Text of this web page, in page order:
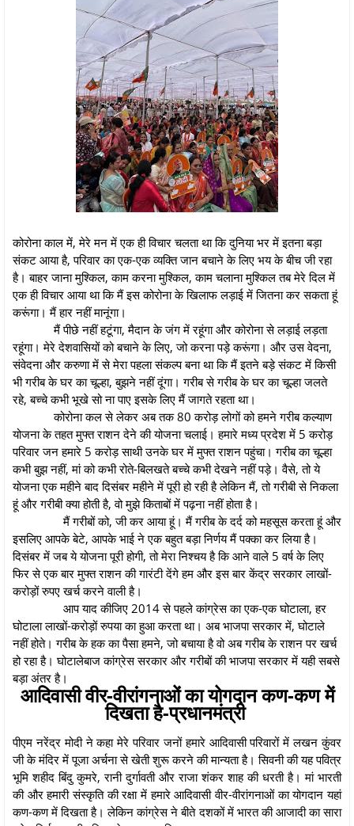
कोरोना काल में, मेरे मन में एक ही विचार चलता था कि दुनिया भर में इतना बड़ा
संकट आया है, परिवार का एक-एक व्यक्ति जान बचाने के लिए भय के बीच जी रहा
है। बाहर जाना मुश्किल, काम करना मुश्किल, काम चलाना मुश्किल तब मेरे दिल में
एक ही विचार आया था कि मैं इस कोरोना के खिलाफ लड़ाई में जितना कर सकता हूं
करूंगा। मैं हार नहीं मानूंगा।
मैं पीछे नहीं हटूंगा, मैदान के जंग में रहूंगा और कोरोना से लड़ाई लड़ता
रहूंगा। मेरे देशवासियों को बचाने के लिए, जो करना पड़े करूंगा। और उस वेदना,
संवेदना और करुणा में से मेरा पहला संकल्प बना था कि मैं इतने बड़े संकट में किसी
भी गरीब के घर का चूल्हा, बुझने नहीं दूंगा। गरीब से गरीब के घर का चूल्हा जलते
रहे, बच्चे कभी भूखे सो ना पाए इसके लिए मैं जागते रहता था।
कोरोना कल से लेकर अब तक 80 करोड़ लोगों को हमने गरीब कल्याण
योजना के तहत मुफ्त राशन देने की योजना चलाई। हमारे मध्य प्रदेश में 5 करोड़
परिवार जन हमारे 5 करोड़ साथी उनके घर में मुफ्त राशन पहुंचा। गरीब का चूल्हा
कभी बुझ नहीं, मां को कभी रोते-बिलखते बच्चे कभी देखने नहीं पड़े। वैसे, तो ये
योजना एक महीने बाद दिसंबर महीने में पूरी हो रही है लेकिन मैं, तो गरीबी से निकला
हूं और गरीबी क्या होती है, वो मुझे किताबों में पढ़ना नहीं होता है।
मैं गरीबों को, जी कर आया हूं। मैं गरीब के दर्द को महसूस करता हूं और
इसलिए आपके बेटे, आपके भाई ने एक बहुत बड़ा निर्णय मैं पक्का कर लिया है।
दिसंबर में जब ये योजना पूरी होगी, तो मेरा निश्चय है कि आने वाले 5 वर्ष के लिए
फिर से एक बार मुफ्त राशन की गारंटी देंगे हम और इस बार केंद्र सरकार लाखों-
करोड़ों रुपए खर्च करने वाली है।
आप याद कीजिए 2014 से पहले कांग्रेस का एक-एक घोटाला, हर
घोटाला लाखों-करोड़ों रुपया का हुआ करता था। अब भाजपा सरकार में, घोटाले
नहीं होते। गरीब के हक का पैसा हमने, जो बचाया है वो अब गरीब के राशन पर खर्च
हो रहा है। घोटालेबाज कांग्रेस सरकार और गरीबों की भाजपा सरकार में यही सबसे
बड़ा अंतर है।
आदिवासी वीर-वीरांगनाओं का योगदान कण-कण में
दिखता है-प्रधानमंत्री
पीएम नरेंद्र मोदी ने कहा मेरे परिवार जनों हमारे आदिवासी परिवारों में लखन कुंवर
जी के मंदिर में पूजा अर्चना से खेती शुरू करने की मान्यता है। सिवनी की यह पवित्र
भूमि शहीद बिंदु कुमरे, रानी दुर्गावती और राजा शंकर शाह की धरती है। मां भारती
की और हमारी संस्कृति की रक्षा में हमारे आदिवासी वीर-वीरांगनाओं का योगदान यहां
कण-कण में दिखता है। लेकिन कांग्रेस ने बीते दशकों में भारत की आजादी का सारा